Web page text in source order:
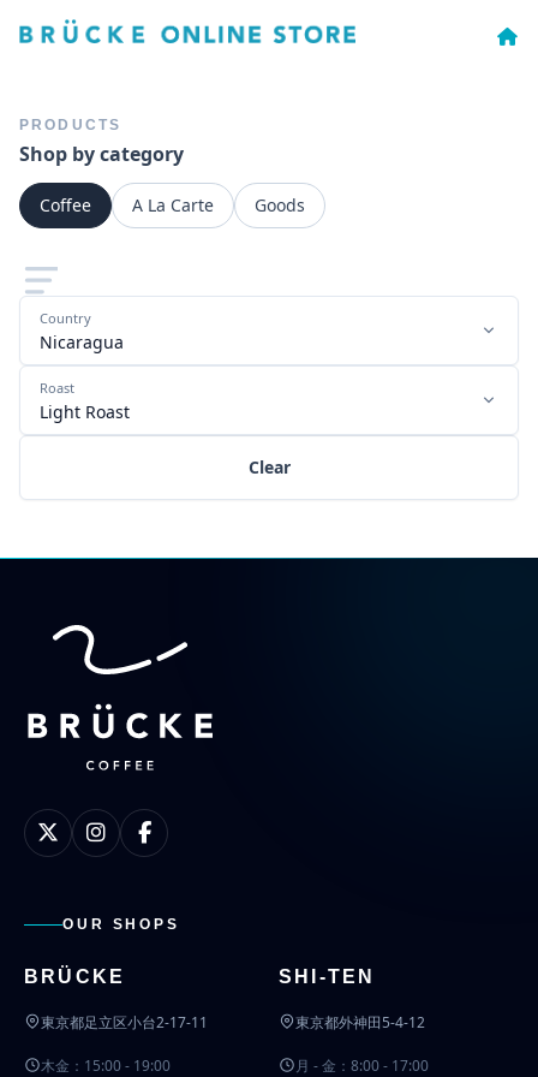
PRODUCTS
Shop by category
Coffee A La Carte Goods
Country
Nicaragua
Roast
Light Roast
Clear
OUR SHOPS
BRÜCKE
東京都足立区小台2-17-11
木金：15:00 - 19:00
SHI-TEN
東京都外神田5-4-12
月 - 金：8:00 - 17:00